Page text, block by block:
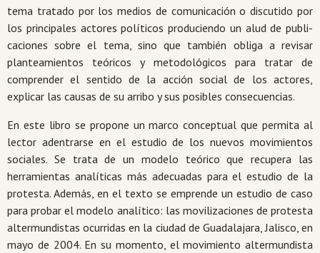
tema tratado por los medios de comuni­cación o discutido por
los principales actores políticos produciendo un alud de publi­
caciones sobre el tema, sino que también obliga a revisar
planteamientos teóricos y metodológicos para tratar de
comprender el sentido de la acción social de los actores,
explicar las causas de su arribo y sus posibles consecuencias.
En este libro se propone un marco conceptual que permita al
lector adentrarse en el estudio de los nuevos movimientos
sociales. Se trata de un modelo teórico que recupera las
herramientas analíticas más adecuadas para el estudio de la
protesta. Además, en el texto se emprende un estudio de caso
para probar el modelo analítico: las movilizaciones de protesta
altermundistas ocurridas en la ciudad de Guadalajara, Jalisco, en
mayo de 2004. En su momento, el movimiento altermundista